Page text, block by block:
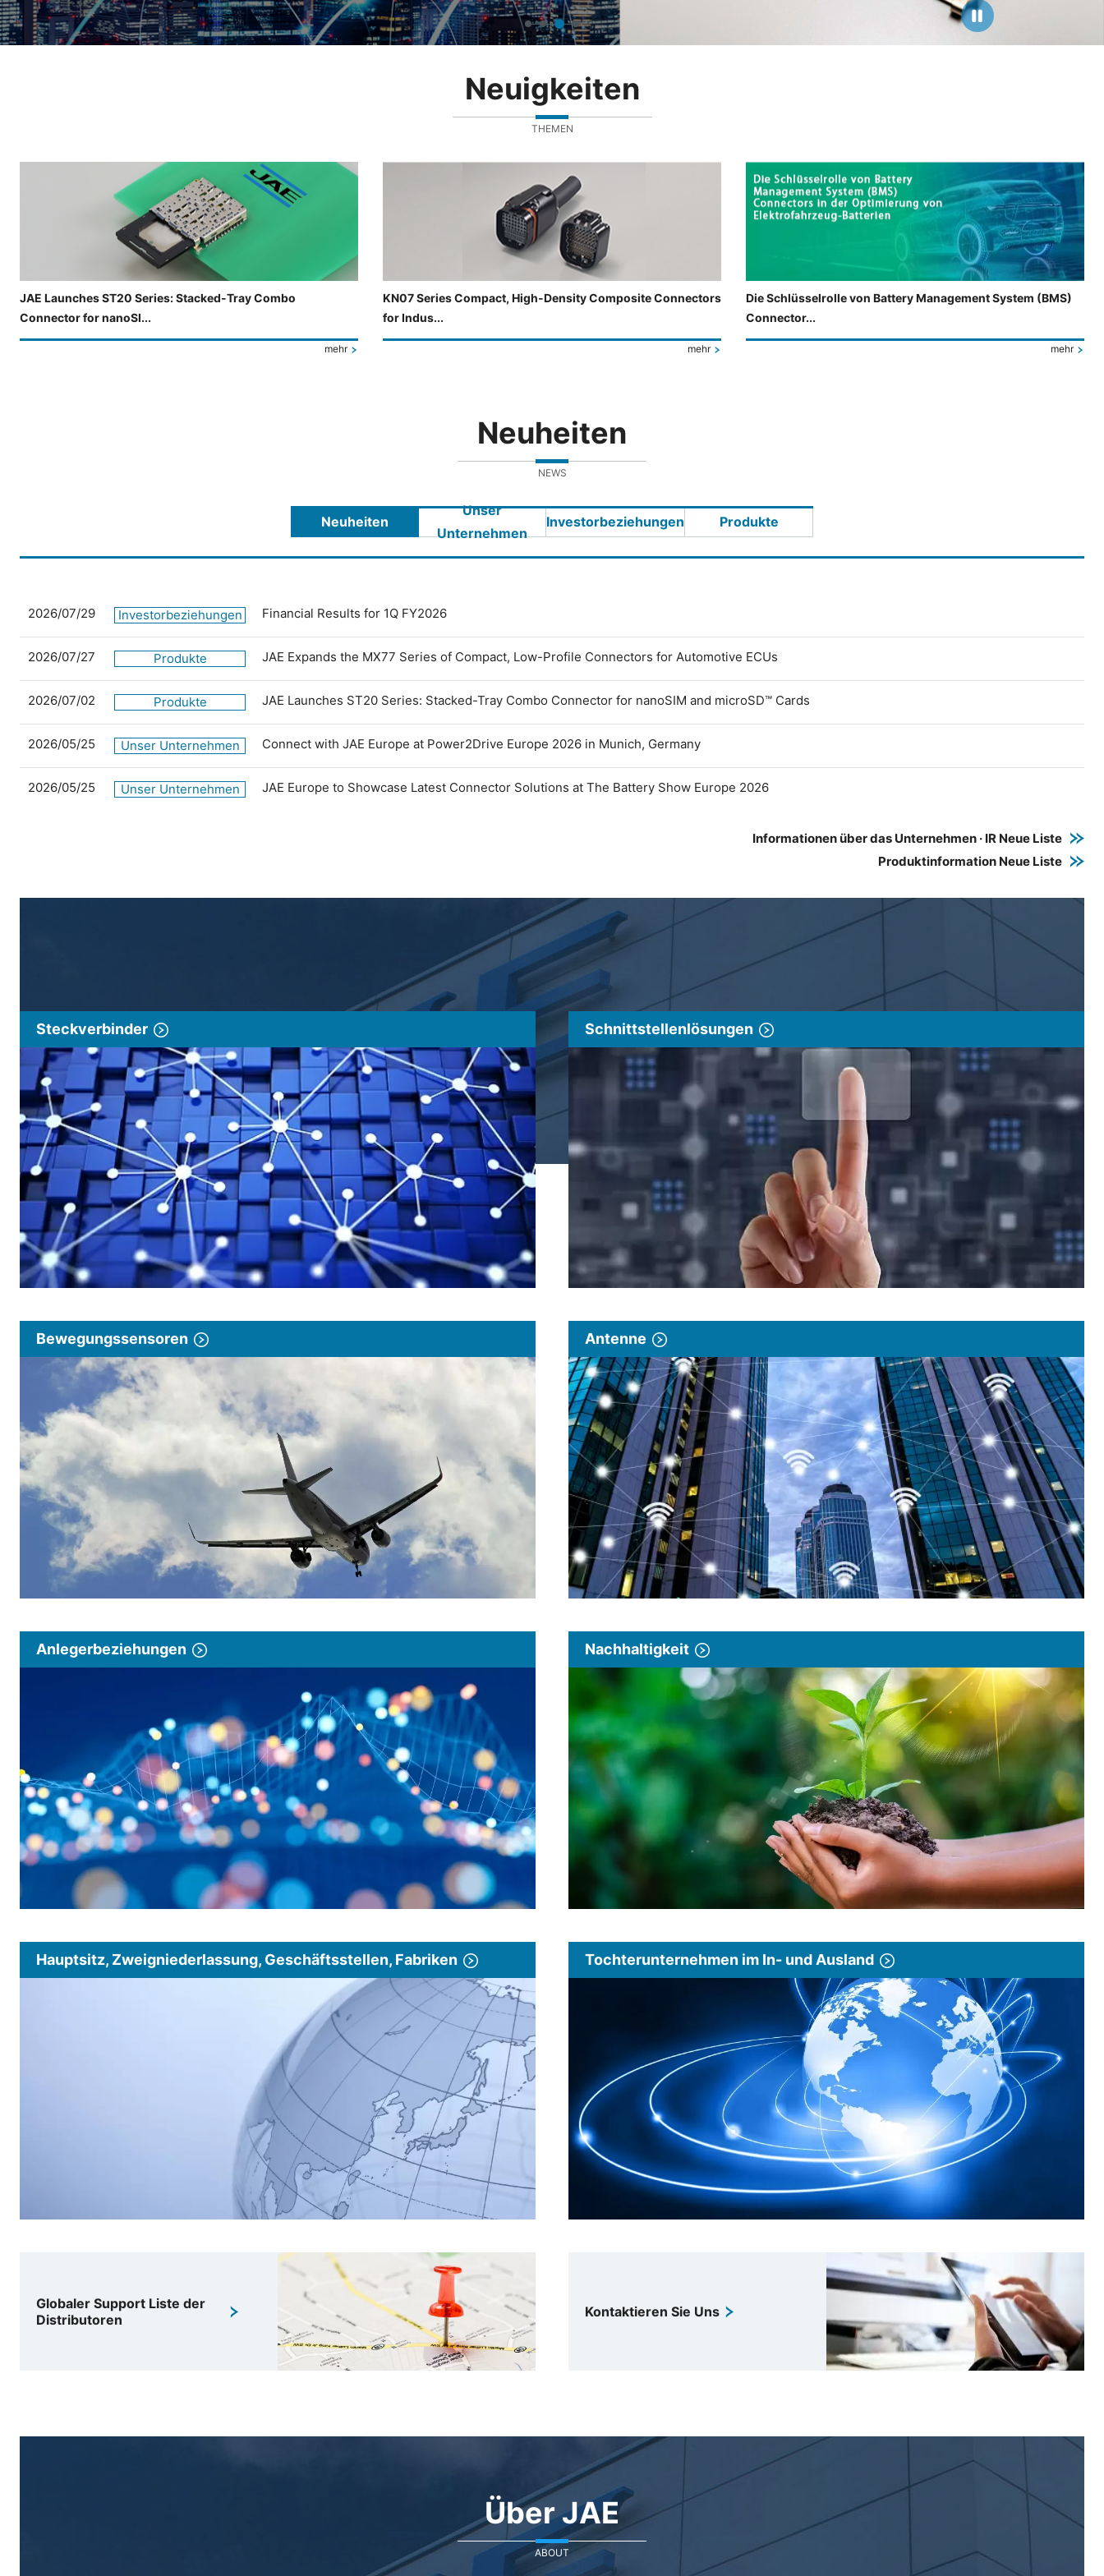
Neuigkeiten
THEMEN
JAE Launches ST20 Series: Stacked-Tray Combo
Connector for nanoSI...
mehr
KN07 Series Compact, High-Density Composite Connectors
for Indus...
mehr
Die Schlüsselrolle von Battery Management System (BMS)
Connector...
mehr
Neuheiten
NEWS
Neuheiten
Unser
Unternehmen
Investorbeziehungen Produkte
2026/07/29 Investorbeziehungen Financial Results for 1Q FY2026
2026/07/27 Produkte JAE Expands the MX77 Series of Compact, Low-Profile Connectors for Automotive ECUs
2026/07/02 Produkte JAE Launches ST20 Series: Stacked-Tray Combo Connector for nanoSIM and microSD™ Cards
2026/05/25 Unser Unternehmen Connect with JAE Europe at Power2Drive Europe 2026 in Munich, Germany
2026/05/25 Unser Unternehmen JAE Europe to Showcase Latest Connector Solutions at The Battery Show Europe 2026
Informationen über das Unternehmen · IR Neue Liste
Produktinformation Neue Liste
Steckverbinder Schnittstellenlösungen
Bewegungssensoren Antenne
Anlegerbeziehungen Nachhaltigkeit
Hauptsitz, Zweigniederlassung, Geschäftsstellen, Fabriken Tochterunternehmen im In- und Ausland
Globaler Support Liste der
Distributoren
Kontaktieren Sie Uns
Über JAE
ABOUT